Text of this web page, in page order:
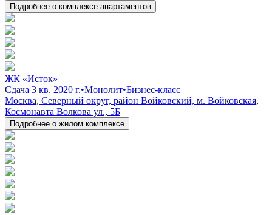
Подробнее о комплексе апартаментов
ЖК «Исток»
Сдача 3 кв. 2020 г.•Монолит•Бизнес-класс
Москва, Северный округ, район Войковский, м. Войковская,
Космонавта Волкова ул., 5Б
Подробнее о жилом комплексе